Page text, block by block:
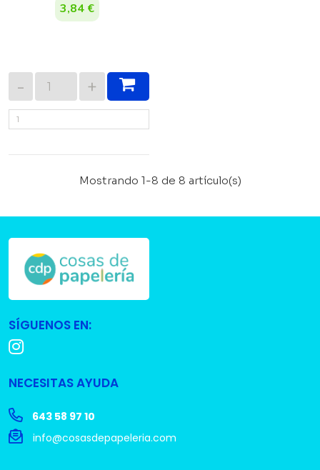
3,84 €
Mostrando 1-8 de 8 artículo(s)
SÍGUENOS EN:
NECESITAS AYUDA
643 58 97 10
info@cosasdepapeleria.com